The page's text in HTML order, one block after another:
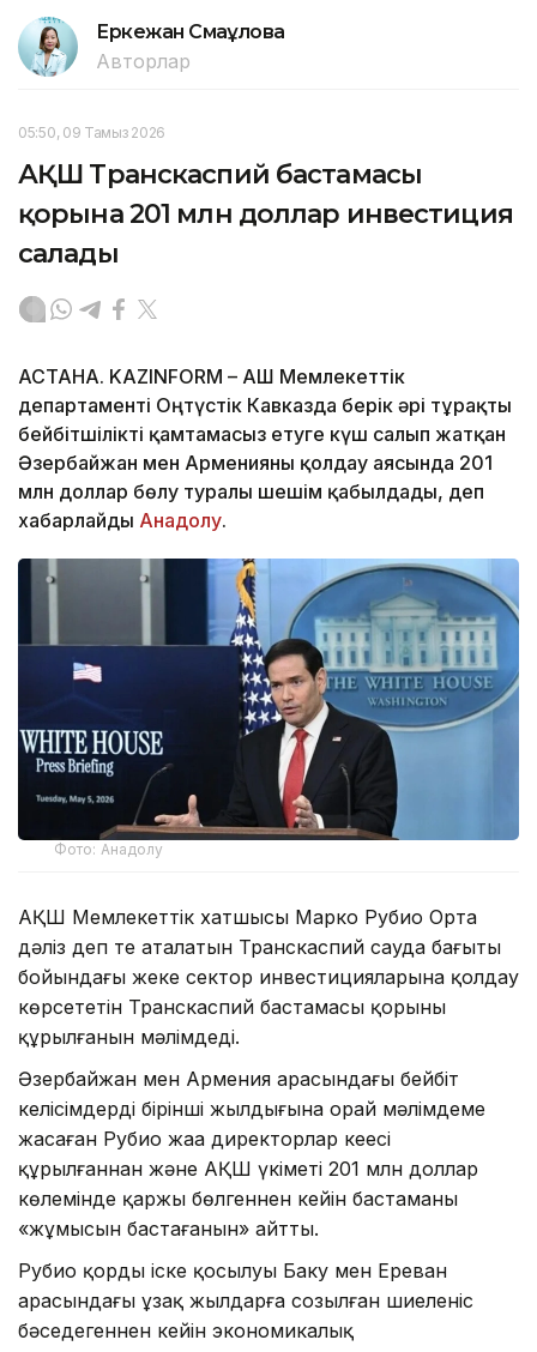
Еркежан Смағұлова
Авторлар
05:50, 09 Тамыз 2026
АҚШ Транскаспий бастамасы
қорына 201 млн доллар инвестиция
салады
АСТАНА. KAZINFORM – АҚШ Мемлекеттік
департаменті Оңтүстік Кавказда берік әрі тұрақты
бейбітшілікті қамтамасыз етуге күш салып жатқан
Әзербайжан мен Арменияны қолдау аясында 201
млн доллар бөлу туралы шешім қабылдады, деп
хабарлайды Анадолу.
Фото: Анадолу
АҚШ Мемлекеттік хатшысы Марко Рубио Орта
дәліз деп те аталатын Транскаспий сауда бағыты
бойындағы жеке сектор инвестицияларына қолдау
көрсететін Транскаспий бастамасы қорының
құрылғанын мәлімдеді.
Әзербайжан мен Армения арасындағы бейбіт
келісімдердің бірінші жылдығына орай мәлімдеме
жасаған Рубио жаңа директорлар кеңесі
құрылғаннан және АҚШ үкіметі 201 млн доллар
көлемінде қаржы бөлгеннен кейін бастаманың
«жұмысын бастағанын» айтты.
Рубио қордың іске қосылуы Баку мен Ереван
арасындағы ұзақ жылдарға созылған шиеленіс
бәсеңдегеннен кейін экономикалық